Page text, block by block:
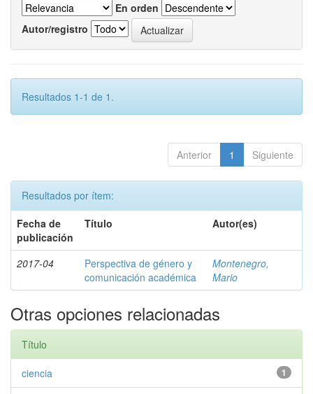
En orden
Autor/registro
Resultados 1-1 de 1.
Anterior 1 Siguiente
Resultados por ítem:
Fecha de
publicación
Título Autor(es)
2017-04
Perspectiva de género y
comunicación académica
Montenegro,
Mario
Otras opciones relacionadas
Título
1
ciencia